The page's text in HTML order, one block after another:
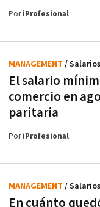
PoriProfesional
El salario
comercio en
paritaria
MANAGEMENT / Salarios
PoriProfesional
En cuánto
MANAGEMENT / Salarios